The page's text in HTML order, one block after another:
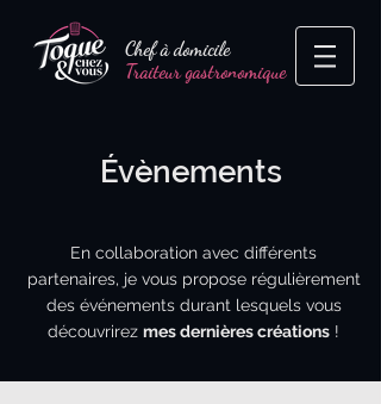
Chef à domicile
Traiteur gastronomique
Évènements
En collaboration avec différents
partenaires, je vous propose régulièrement
des événements durant lesquels vous
découvrirez mes dernières créations !